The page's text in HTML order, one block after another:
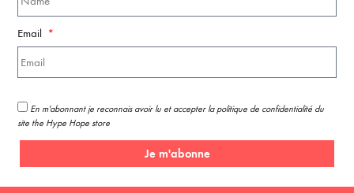
Email
En m'abonnant je reconnais avoir lu et accepter la politique de confidentialité du
site the Hype Hope store
Je m'abonne